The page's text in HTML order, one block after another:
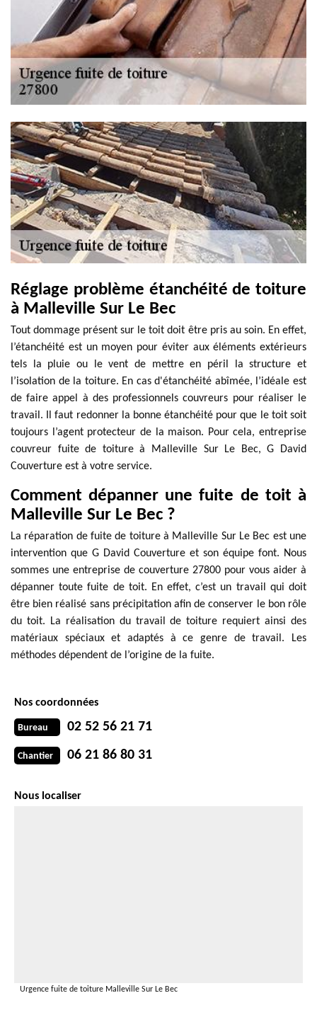
Réglage problème étanchéité de toiture
à Malleville Sur Le Bec
Tout dommage présent sur le toit doit être pris au soin. En effet,
l’étanchéité est un moyen pour éviter aux éléments extérieurs
tels la pluie ou le vent de mettre en péril la structure et
l’isolation de la toiture. En cas d'étanchéité abîmée, l’idéale est
de faire appel à des professionnels couvreurs pour réaliser le
travail. Il faut redonner la bonne étanchéité pour que le toit soit
toujours l’agent protecteur de la maison. Pour cela, entreprise
couvreur fuite de toiture à Malleville Sur Le Bec, G David
Couverture est à votre service.
Comment dépanner une fuite de toit à
Malleville Sur Le Bec ?
La réparation de fuite de toiture à Malleville Sur Le Bec est une
intervention que G David Couverture et son équipe font. Nous
sommes une entreprise de couverture 27800 pour vous aider à
dépanner toute fuite de toit. En effet, c’est un travail qui doit
être bien réalisé sans précipitation afin de conserver le bon rôle
du toit. La réalisation du travail de toiture requiert ainsi des
matériaux spéciaux et adaptés à ce genre de travail. Les
méthodes dépendent de l’origine de la fuite.
Nos coordonnées
Bureau 02 52 56 21 71
Chantier 06 21 86 80 31
Nous localiser
Urgence fuite de toiture Malleville Sur Le Bec